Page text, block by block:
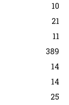
10
21
11
389
14
14
25